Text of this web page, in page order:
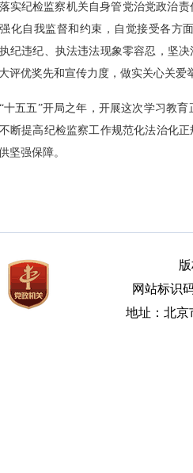
实纪检监察机关自身管党治党政治
化自我监督和约束，自觉接受各方
纪违纪、执法违法现象零容忍，坚
评优奖先和宣传力度，做实关心关
五”开局之年，开展这次学习教育
断提高纪检监察工作规范化法治化
坚强保障。
网站标识
地址：北